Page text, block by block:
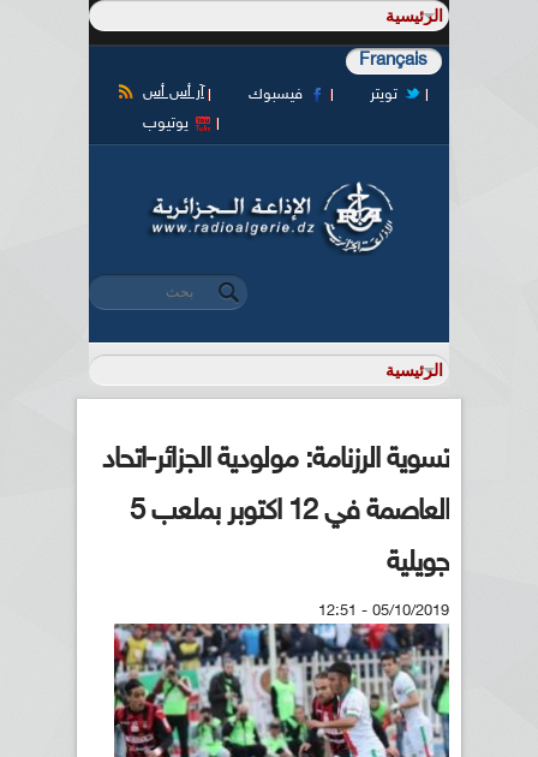
Français
آر أس أس فيسبوك
تويتر
يوتيوب
استمارة البحث
‏بحث ‏
تسوية الرزنامة: مولودية الجزائر-اتحاد
العاصمة في 12 اكتوبر بملعب 5
جويلية
05/10/2019 - 12:51